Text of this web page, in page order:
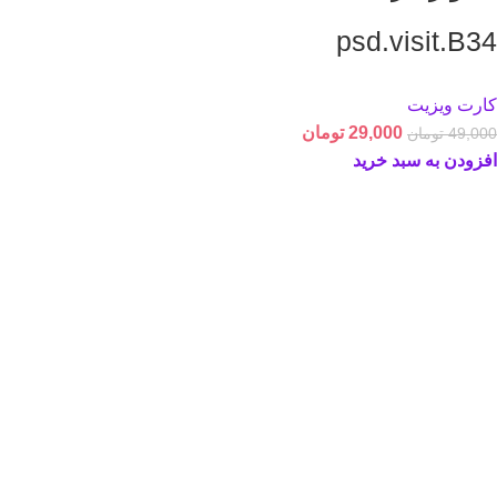
psd.visit.B34
کارت ویزیت
49,000 تومان 29,000 تومان
افزودن به سبد خرید